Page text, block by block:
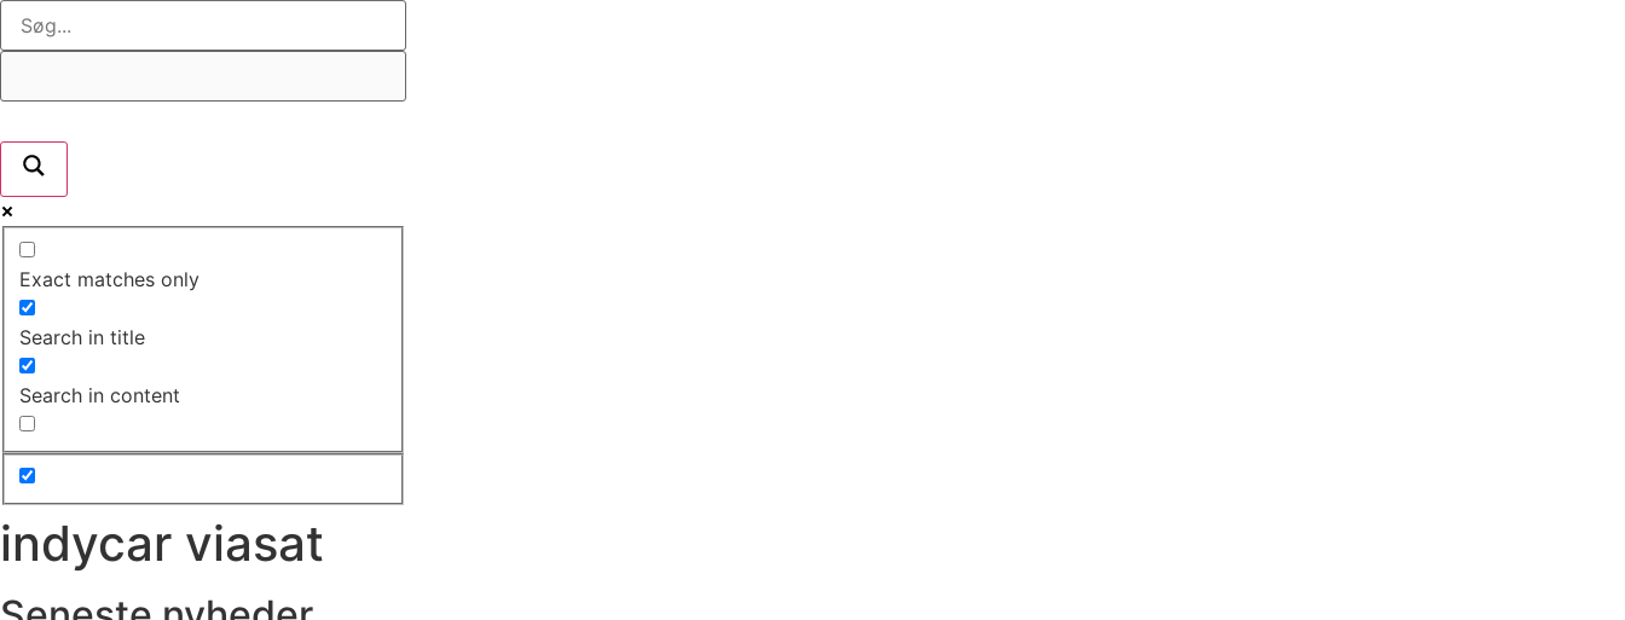
Exact matches only
Search in title
Search in content
indycar viasat